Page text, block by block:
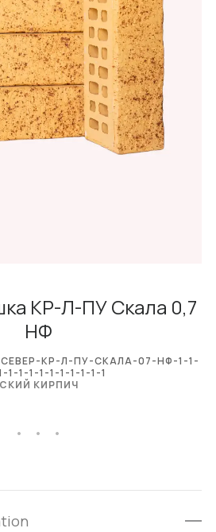
КР-Л-ПУ Скала 0,7
НФ
КР-Л-ПУ-СКАЛА-07-НФ-1-1-
1-1-1-1-1-1-1-1-1-1
КИРПИЧ